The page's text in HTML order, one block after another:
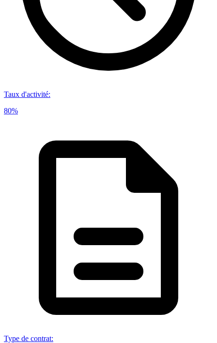
Taux d'activité:
80%
Type de contrat: